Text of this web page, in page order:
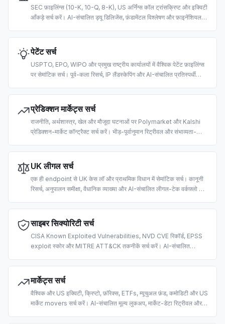
SEC फ़ाइलिंग्स (10-K, 10-Q, 8-K), US अर्निंग्स कॉल ट्रांसक्रिप्ट और इक्विटी
आँकड़े सर्च करें। AI-संचालित ड्यू डिलिजेंस, फ़ंडामेंटल विश्लेषण और फ़ाइनेंशियल
पेटेंट सर्च
USPTO, EPO, WIPO और प्रमुख राष्ट्रीय कार्यालयों में वैश्विक पेटेंट फ़ाइलिंग्स
पर सेमांटिक सर्च। पूर्व-कला रिसर्च, IP लैंडस्केपिंग और AI-संचालित प्रतिस्पर्धी
प्रेडिक्शन मार्केट्स सर्च
राजनीति, अर्थशास्त्र, खेल और मौजूदा घटनाओं पर Polymarket और Kalshi
प्रेडिक्शन-मार्केट कॉन्ट्रैक्ट सर्च करें। भीड़-पूर्वानुमान रिट्रीवल और संभाव्यता-
UK लीगल सर्च
एक ही endpoint से UK केस लॉ और प्राथमिक विधान में सेमांटिक सर्च। कानूनी
रिसर्च, अनुपालन समीक्षा, वैधानिक व्याख्या और AI-संचालित लीगल-टेक वर्कफ़्लो के
साइबर सिक्योरिटी सर्च
CISA Known Exploited Vulnerabilities, NVD CVE रिकॉर्ड, EPSS
exploit स्कोर और MITRE ATT&CK तकनीकें सर्च करें। AI-संचालित
बना।
मार्केट्स सर्च
वैश्विक और US इक्विटी, क्रिप्टो, फ़ॉरेक्स, ETFs, म्यूचुअल फ़ंड, कमोडिटी और US
मार्केट movers सर्च करें। AI-संचालित मूल्य लुकअप, मार्केट-डेटा रिट्रीवल और